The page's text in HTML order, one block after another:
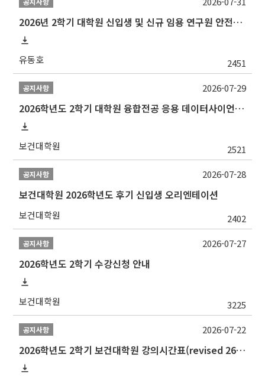
2026년 2학기 대학원 신입생 및 신규 임용 연구원 안전환경교육(신규교육) 실시 안내
유동호 2451
공지사항
2026학년도 2학기 대학원 융합전공 응용 데이터사이언스 선발 계획 알림
보건대학원 2521
2026-07-29
공지사항
보건대학원 2026학년도 후기 신입생 오리엔테이션
보건대학원 2402
2026-07-28
공지사항
2026학년도 2학기 수강신청 안내
보건대학원 3225
2026-07-27
공지사항
2026학년도 2학기 보건대학원 강의시간표(revised 260803)(2026 2nd SEMESTER SNU GSPH TIMETABLE)
2026-07-22